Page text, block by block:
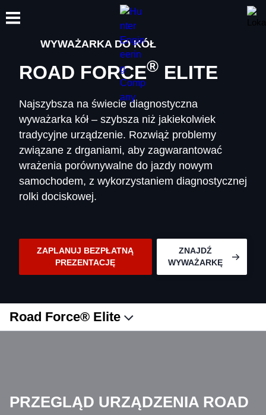
SZKOLENIA
WYWAŻARKA DO KÓŁ
ROAD FORCE® ELITE
Najszybsza na świecie diagnostyczna
wyważarka kół – szybsza niż jakiekolwiek
tradycyjne urządzenie. Rozwiąż problemy
związane z drganiami, aby zagwarantować
wrażenia porównywalne do jazdy nowym
samochodem, z wykorzystaniem diagnostycznej
rolki dociskowej.
ZAPLANUJ BEZPŁATNĄ
PREZENTACJĘ
ZNAJDŹ
WYWAŻARKĘ
Road Force® Elite
PRZEGLĄD URZĄDZENIA ROAD